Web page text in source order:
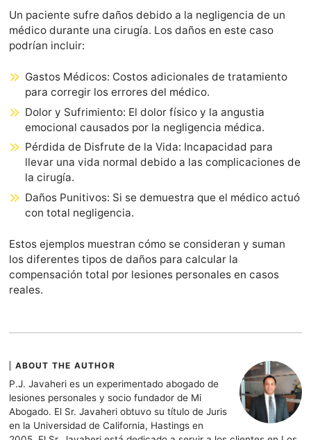
Un paciente sufre daños debido a la negligencia de un
médico durante una cirugía. Los daños en este caso
podrían incluir:
Gastos Médicos: Costos adicionales de tratamiento
para corregir los errores del médico.
Dolor y Sufrimiento: El dolor físico y la angustia
emocional causados por la negligencia médica.
Pérdida de Disfrute de la Vida: Incapacidad para
llevar una vida normal debido a las complicaciones de
la cirugía.
Daños Punitivos: Si se demuestra que el médico actuó
con total negligencia.
Estos ejemplos muestran cómo se consideran y suman
los diferentes tipos de daños para calcular la
compensación total por lesiones personales en casos
reales.
ABOUT THE AUTHOR
P.J. Javaheri es un experimentado abogado de
lesiones personales y socio fundador de Mi
Abogado. El Sr. Javaheri obtuvo su título de Juris
en la Universidad de California, Hastings en